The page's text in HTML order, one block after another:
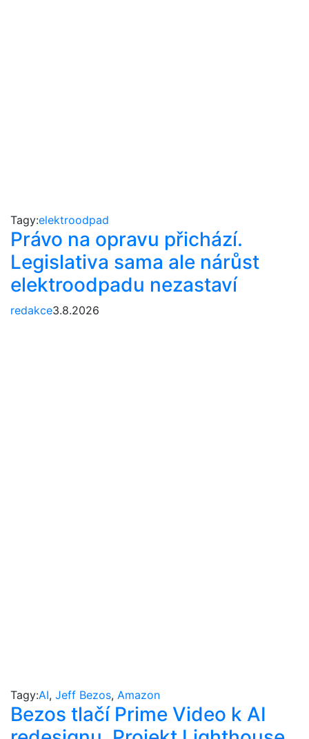
Tagy:elektroodpad
Právo na opravu přichází.
Legislativa sama ale nárůst
elektroodpadu nezastaví
redakce3.8.2026
Tagy:AI, Jeff Bezos, Amazon
Bezos tlačí Prime Video k AI